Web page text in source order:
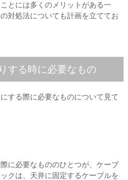
とには多くのメリットがある一
対処法についても計画を立ててお
する時に必要なもの
する際に必要なものについて見て
に必要なもののひとつが、ケーブ
クは、天井に固定するケーブルを